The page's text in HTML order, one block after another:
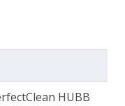
HUBB